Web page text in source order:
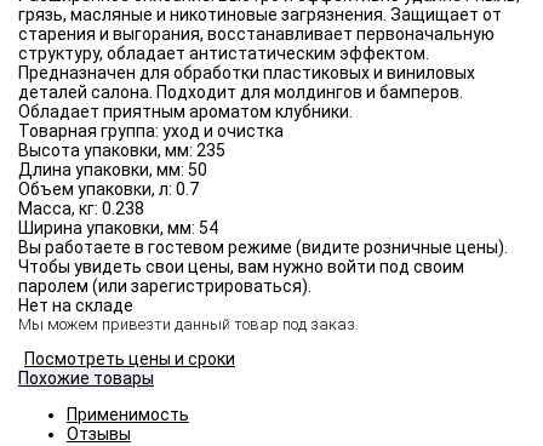
грязь, масляные и никотиновые загрязнения. Защищает от
старения и выгорания, восстанавливает первоначальную
структуру, обладает антистатическим эффектом.
Предназначен для обработки пластиковых и виниловых
деталей салона. Подходит для молдингов и бамперов.
Обладает приятным ароматом клубники.
Товарная группа: уход и очистка
Высота упаковки, мм: 235
Длина упаковки, мм: 50
Объем упаковки, л: 0.7
Масса, кг: 0.238
Ширина упаковки, мм: 54
Вы работаете в гостевом режиме (видите розничные цены).
Чтобы увидеть свои цены, вам нужно войти под своим
паролем (или зарегистрироваться).
Нет на складе
Мы можем привезти данный товар под заказ.
Посмотреть цены и сроки
Похожие товары
Применимость
Отзывы